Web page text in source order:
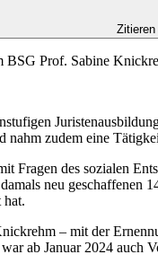
Zitieren
Prof. Sabine
nahm zudem eine
Fragen des sozialen
neu geschaffenen
hat.
– mit der
ab Januar 2024 auch